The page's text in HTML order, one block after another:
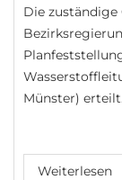
Die
Münster) erteilt.
Weiterlesen